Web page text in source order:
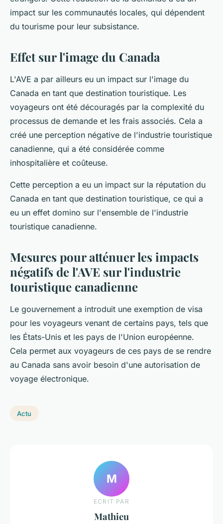
impact sur les communautés locales, qui dépendent
du tourisme pour leur subsistance.
Effet sur l'image du Canada
L'AVE a par ailleurs eu un impact sur l'image du
Canada en tant que destination touristique. Les
voyageurs ont été découragés par la complexité du
processus de demande et les frais associés. Cela a
créé une perception négative de l'industrie touristique
canadienne, qui a été considérée comme
inhospitalière et coûteuse.
Cette perception a eu un impact sur la réputation du
Canada en tant que destination touristique, ce qui a
eu un effet domino sur l'ensemble de l'industrie
touristique canadienne.
Mesures pour atténuer les impacts
négatifs de l'AVE sur l'industrie
touristique canadienne
Le gouvernement a introduit une exemption de visa
pour les voyageurs venant de certains pays, tels que
les États-Unis et les pays de l'Union européenne.
Cela permet aux voyageurs de ces pays de se rendre
au Canada sans avoir besoin d'une autorisation de
voyage électronique.
Actu
M
ECRIT PAR
Mathieu